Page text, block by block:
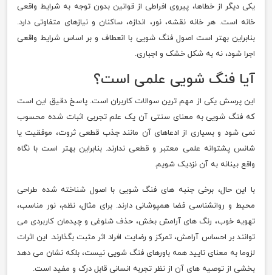
یکی دیگر از خطاها، پیروی افراطی از قوانین بدون توجه به شرایط واقعی
خانه است. هر خانه نقشه، نور، اندازه، ساکنان و نیازهای متفاوتی دارد.
بنابراین بهتر است اصول فنگ شویی با انعطاف و بر اساس شرایط واقعی
اجرا شود، نه به شکل خشک و اجباری.
آیا فنگ شویی علمی است؟
این پرسش یکی از مهم ترین سوالات کاربران است. پاسخ دقیق این است
که فنگ شویی به معنای سنتی آن یک علم تجربی اثبات شده محسوب
نمی شود و بسیاری از ادعاهای آن مانند جذب قطعی ثروت، موفقیت یا
شانس پشتوانه علمی معتبر و قطعی ندارند. بنابراین بهتر است با نگاه
واقع بینانه به آن نزدیک شویم.
با این حال، برخی جنبه های فنگ شویی با اصول شناخته شده طراحی
محیط و روانشناسی فضا همپوشانی دارند. برای مثال، نظم، نور مناسب،
تهویه خوب، رنگ های آرامش بخش، حذف شلوغی و چیدمان کاربردی می
توانند بر احساس آرامش، تمرکز و رضایت افراد اثر مثبت بگذارند. این اثرات
لزوما به معنای تایید همه باورهای فنگ شویی نیست، بلکه نشان می دهد
بخشی از توصیه های آن از نظر تجربه انسانی قابل درک و مفید است.